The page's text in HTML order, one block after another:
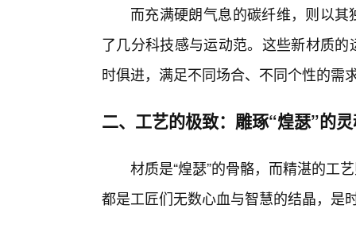
而充满硬朗气息的碳纤维，则以其
了几分科技感与运动范。这些新材质
时俱进，满足不同场合、不同个性的需
二、工艺的极致：雕琢“煌瑟”的
材质是“煌瑟”的骨骼，而精湛的工
都是工匠们无数心血与智慧的结晶，是